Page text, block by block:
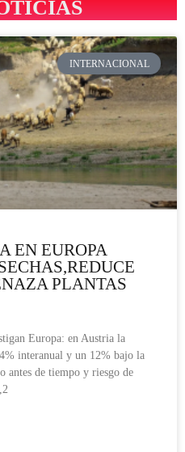
INTERNACIONAL
EN EUROPA
PLANTAS
Europa: en Austria la
interanual y un 12% bajo la
antes de tiempo y riesgo de